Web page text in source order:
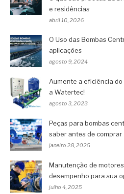
e residências
abril 10, 2026
O Uso das Bombas
aplicações
agosto 9, 2024
Aumente a eficiência
a Watertec!
agosto 3, 2023
Peças para bombas
saber antes de comprar
janeiro 28, 2025
Manutenção de
desempenho para sua
julho 4, 2025